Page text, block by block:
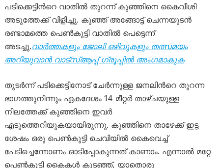
പടിക്കെട്ടിന്‍റെ വാതിൽ തുറന്ന് കുഞ്ഞിനെ കൈവീശി
അടുത്തേക്ക് വിളിച്ചു. കുഞ്ഞ് അങ്ങോട്ട് ചെന്നയുടൻ
രണ്ടാമത്തെ പെൺകുട്ടി വാതിൽ പെട്ടെന്ന്
അടച്ചു.വാർത്തകളും ജോലി ഒഴിവുകളും തത്സമയം
അറിയുവാൻ വാട്സ്ആപ്പ് ഗ്രൂപ്പിൽ അംഗമാകുക
തുടർന്ന് പടിക്കെട്ടിനോട് ചേർന്നുള്ള ജനലിന്‍റെ തുറന്ന
ഭാഗത്തുനിന്നും ഏകദേശം 14 മീറ്റർ താഴ്ചയുള്ള
നിലത്തേക്ക് കുഞ്ഞിനെ ഇവർ
എടുത്തെറിയുകയായിരുന്നു. കുഞ്ഞിനെ താഴേക്ക് ഇട്ട
ശേഷം ഒരു പെൺകുട്ടി ചെവിയിൽ കൈവെച്ച്
പേടിച്ചെന്നോണം ഓടിപ്പോകുന്നത് കാണാം. എന്നാൽ മറ്റേ
പെൺകുട്ടി കൈകൾ കുടഞ്ഞ്, യാതൊരു